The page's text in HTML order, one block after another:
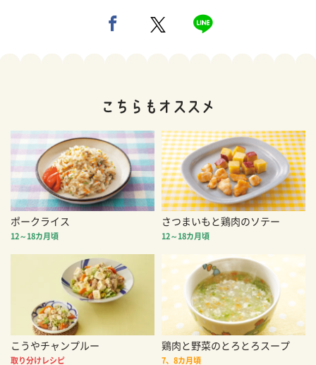
ポークライス
12～18カ月頃
さつまいもと鶏肉のソテー
12～18カ月頃
こうやチャンプルー
取り分けレシピ
鶏肉と野菜のとろとろスープ
7、8カ月頃